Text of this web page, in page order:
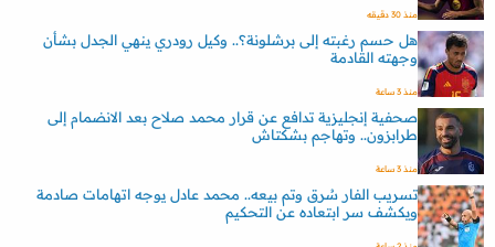
منذ 30 دقيقه
هل حسم رغبته إلى برشلونة؟.. وكيل رودري ينهي الجدل بشأن
وجهته القادمة
منذ 3 ساعة
صحفية إنجليزية تدافع عن قرار محمد صلاح بعد الانضمام إلى
طرابزون.. وتهاجم بشكتاش
منذ 3 ساعة
تسريب الفار سُرق وتم بيعه.. محمد عادل يوجه اتهامات صادمة
ويكشف سر ابتعاده عن التحكيم